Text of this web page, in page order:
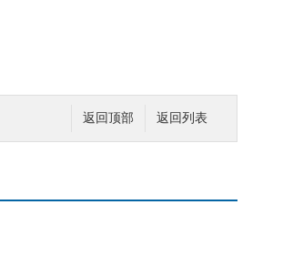
返回列表
返回顶部